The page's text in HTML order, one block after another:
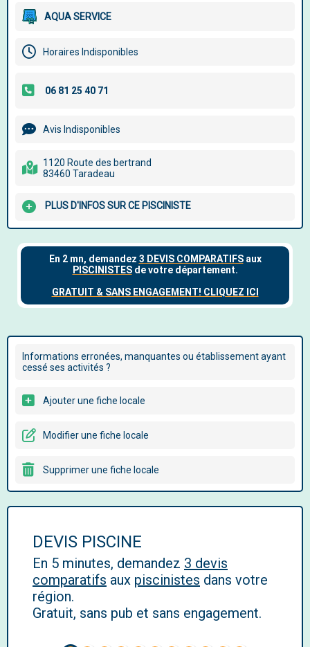
AQUA SERVICE
Horaires Indisponibles
Avis Indisponibles
1120 Route des bertrand
83460 Taradeau
PLUS D'INFOS SUR CE PISCINISTE
Informations erronées, manquantes ou établissement ayant
cessé ses activités ?
Ajouter une fiche locale
Modifier une fiche locale
Supprimer une fiche locale
DEVIS PISCINE
En 5 minutes, demandez 3 devis
comparatifs aux piscinistes dans votre
région.
Gratuit, sans pub et sans engagement.